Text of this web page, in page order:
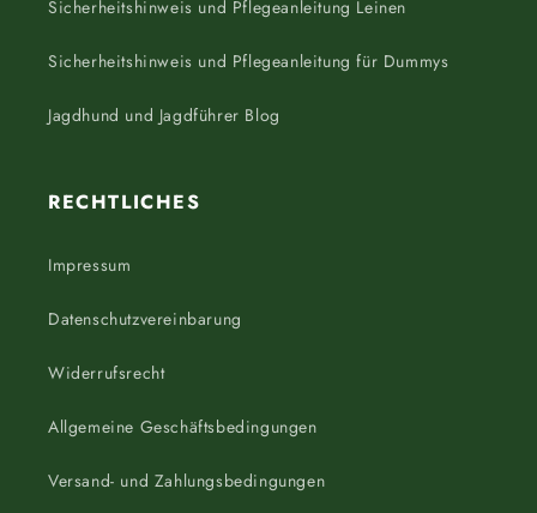
Sicherheitshinweis und Pflegeanleitung Leinen
Sicherheitshinweis und Pflegeanleitung für Dummys
Jagdhund und Jagdführer Blog
RECHTLICHES
Impressum
Datenschutzvereinbarung
Widerrufsrecht
Allgemeine Geschäftsbedingungen
Versand- und Zahlungsbedingungen